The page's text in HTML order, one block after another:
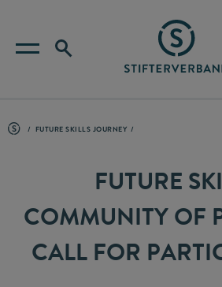
FUTURE SKILLS JOURNEY
FUTURE
COMMUNITY OF
CALL FOR